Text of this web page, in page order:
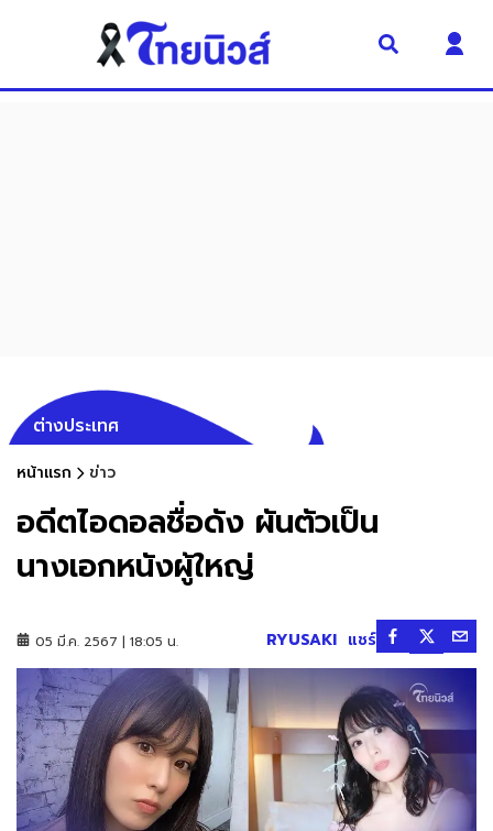
ต่างประเทศ
หน้าแรก ข่าว
อดีตไอดอลชื่อดัง ผันตัวเป็น
นางเอกหนังผู้ใหญ่
05 มี.ค. 2567 | 18:05 น. RYUSAKI แชร์